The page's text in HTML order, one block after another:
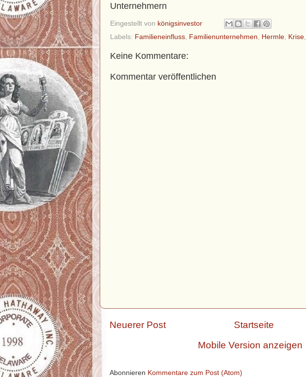
Unternehmern
Eingestellt von königsinvestor
Labels: Familieneinfluss, Familienunternehmen, Hermle, Krise,
Keine Kommentare:
Kommentar veröffentlichen
Neuerer Post
Startseite
Mobile Version anzeigen
Abonnieren Kommentare zum Post (Atom)